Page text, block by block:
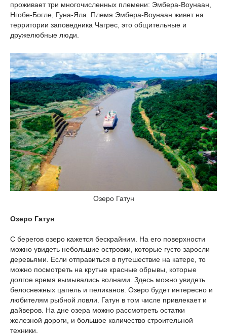
проживает три многочисленных племени: Эмбера-Воунаан,
Нгобе-Богле, Гуна-Яла. Племя Эмбера-Воунаан живет на
территории заповедника Чагрес, это общительные и
дружелюбные люди.
Озеро Гатун
Озеро Гатун
С берегов озеро кажется бескрайним. На его поверхности
можно увидеть небольшие островки, которые густо заросли
деревьями. Если отправиться в путешествие на катере, то
можно посмотреть на крутые красные обрывы, которые
долгое время вымывались волнами. Здесь можно увидеть
белоснежных цапель и пеликанов. Озеро будет интересно и
любителям рыбной ловли. Гатун в том числе привлекает и
дайверов. На дне озера можно рассмотреть остатки
железной дороги, и большое количество строительной
техники.